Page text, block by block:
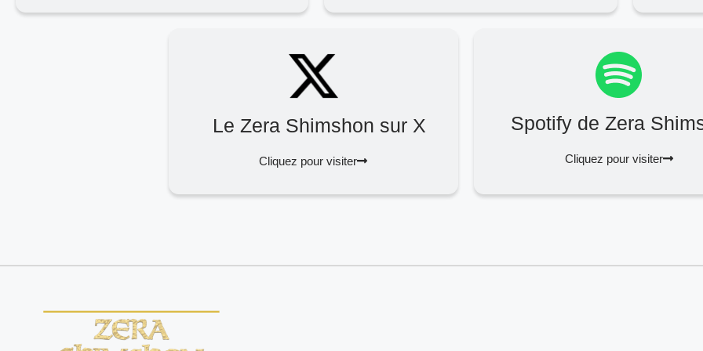
Le Zera Shimshon sur X
Cliquez pour visiter
Spotify de Zera
Cliquez pour visiter